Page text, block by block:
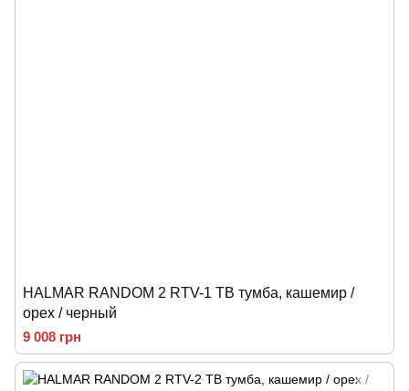
HALMAR RANDOM 2 RTV-1 ТВ тумба, кашемир /
орех / черный
9 008 грн